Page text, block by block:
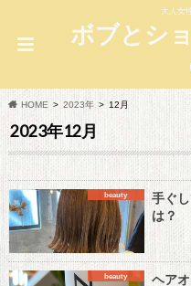
大人女
ボブとシ
HOME 2023年 12月
2023年12月
beauty
手ぐ
は？
beauty ヘア